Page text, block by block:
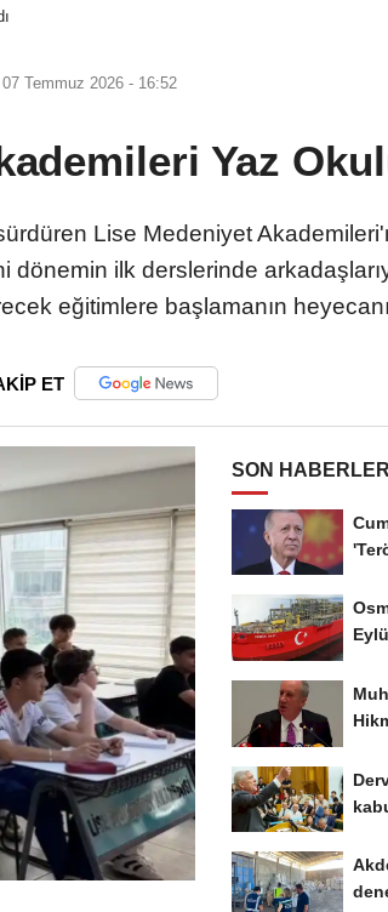
07 Temmuz 2026 - 16:52
Yaz
Lise Medeniyet
dönemin ilk derslerinde
eğitimlere başlamanın
ET
SON HABERLER